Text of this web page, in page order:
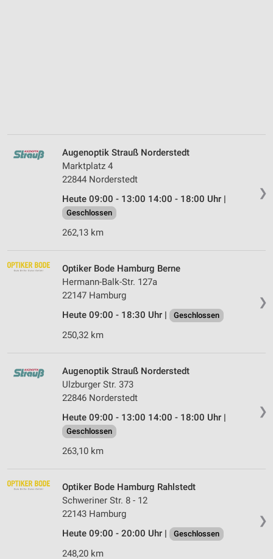
❯
Augenoptik Strauß Norderstedt
Marktplatz 4
22844 Norderstedt
Heute 09:00 - 13:00 14:00 - 18:00 Uhr |
Geschlossen
262,13 km
❯
Optiker Bode Hamburg Berne
Hermann-Balk-Str. 127a
22147 Hamburg
Heute 09:00 - 18:30 Uhr |
Geschlossen
250,32 km
❯
Augenoptik Strauß Norderstedt
Ulzburger Str. 373
22846 Norderstedt
Heute 09:00 - 13:00 14:00 - 18:00 Uhr |
Geschlossen
263,10 km
❯
Optiker Bode Hamburg Rahlstedt
Schweriner Str. 8 - 12
22143 Hamburg
Heute 09:00 - 20:00 Uhr |
Geschlossen
248,20 km